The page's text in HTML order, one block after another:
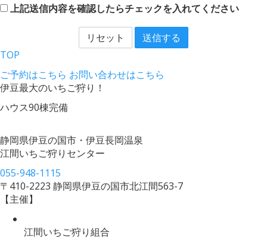
上記送信内容を確認したらチェックを入れてください
リセット
送信する
TOP
ご予約はこちら お問い合わせはこちら
伊豆最大のいちご狩り！
ハウス90棟完備
静岡県伊豆の国市・伊豆長岡温泉
江間いちご狩りセンター
055-948-1115
〒410-2223 静岡県伊豆の国市北江間563-7
【主催】
江間いちご狩り組合